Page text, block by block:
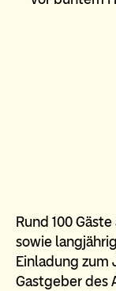
Rund 100
sowie
Einladung zum
Gastgeber des